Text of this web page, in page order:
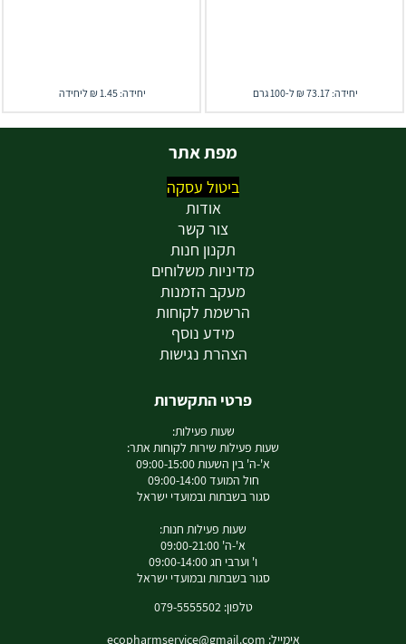
יחידה: 73.17 ₪ ל-100 גרם יחידה: 1.45 ₪ ליחידה
מפת אתר
ביטול עסקה
אודות
צור קשר
תקנון חנות
מדיניות משלוחים
מעקב הזמנות
הרשמת לקוחות
מידע נוסף
הצהרת נגישות
פרטי התקשרות
שעות פעילות:
שעות פעילות שירות לקוחות אתר:
א'-ה' בין השעות 09:00-15:00
חול המועד 09:00-14:00
סגור בשבתות ובמועדי ישראל
שעות פעילות חנות:
א'-ה' 09:00-21:00
ו' וערבי חג 09:00-14:00
סגור בשבתות ובמועדי ישראל
טלפון: 079-5555502
אימייל: ecopharmservice@gmail.com